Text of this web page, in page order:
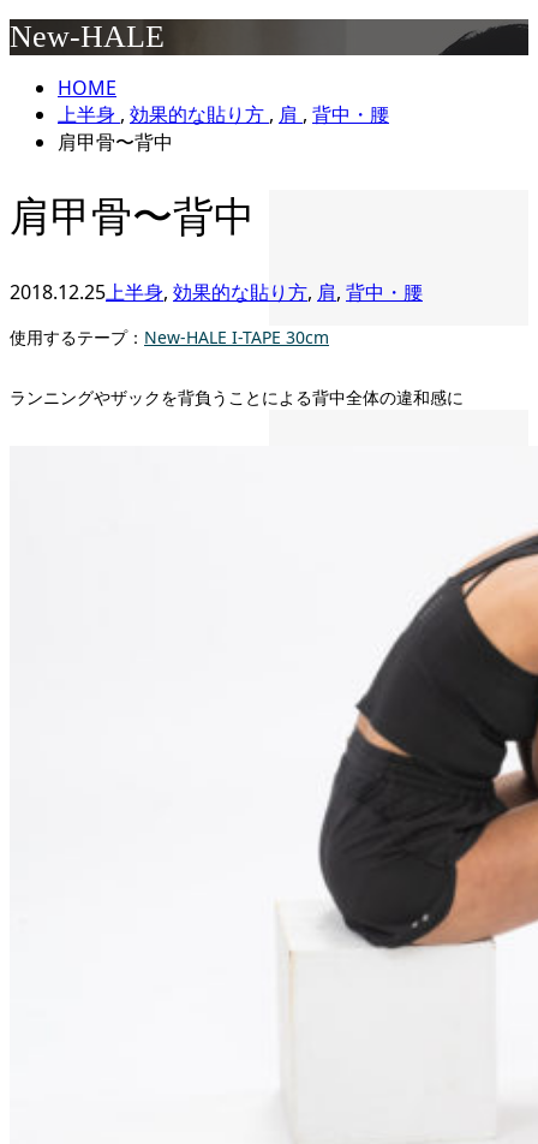
New-HALE
HOME
上半身 , 効果的な貼り方 , 肩 , 背中・腰
肩甲骨〜背中
肩甲骨〜背中
2018.12.25上半身, 効果的な貼り方, 肩, 背中・腰
使用するテープ： New-HALE I-TAPE 30cm
ランニングやザックを背負うことによる背中全体の違和感に